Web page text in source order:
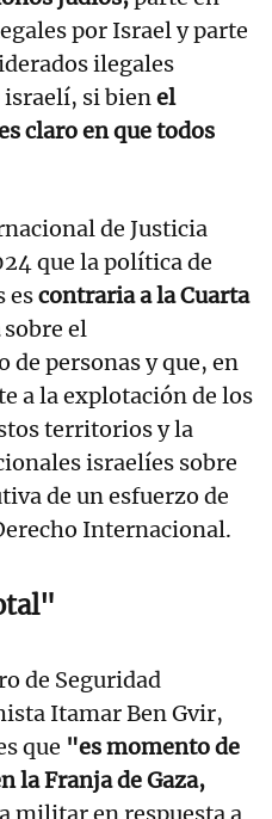
por Israel y parte
ilegales
si bienel
claro en que todos
de Justicia
que la política de
escontraria a la Cuarta
sobre el
personas y que, en
a la explotación de los
territorios y la
israelíes sobre
de un esfuerzo de
Internacional.
de Seguridad
Itamar Ben Gvir,
que "es momento de
la Franja de Gaza,
militar en respuesta a